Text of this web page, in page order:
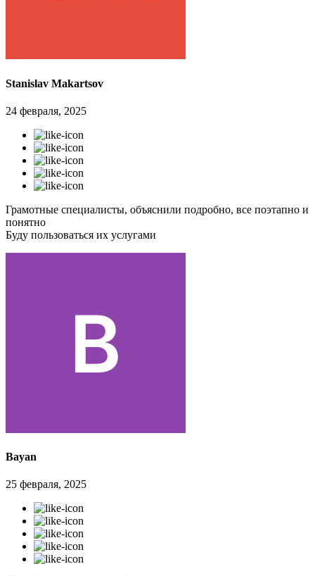
Stanislav Makartsov
24 февраля, 2025
Грамотные специалисты, объяснили подробно, все поэтапно и
понятно
Буду пользоваться их услугами
Bayan
25 февраля, 2025